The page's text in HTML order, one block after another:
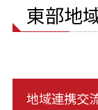
東部地
地域連携交